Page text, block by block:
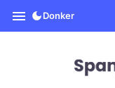
Donker